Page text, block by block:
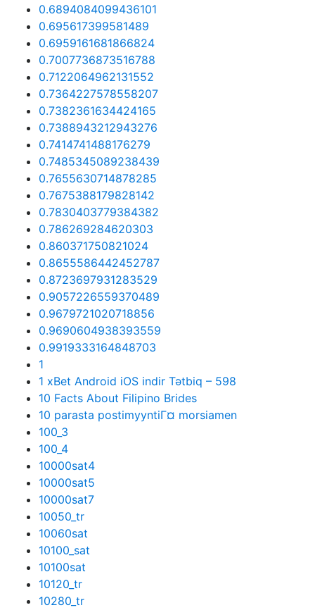
0.6894084099436101
0.695617399581489
0.6959161681866824
0.7007736873516788
0.7122064962131552
0.7364227578558207
0.7382361634424165
0.7388943212943276
0.7414741488176279
0.7485345089238439
0.7655630714878285
0.7675388179828142
0.7830403779384382
0.786269284620303
0.860371750821024
0.8655586442452787
0.8723697931283529
0.9057226559370489
0.9679721020718856
0.9690604938393559
0.9919333164848703
1
1 xBet Android iOS indir Tətbiq – 598
10 Facts About Filipino Brides
10 parasta postimyyntiГ¤ morsiamen
100_3
100_4
10000sat4
10000sat5
10000sat7
10050_tr
10060sat
10100_sat
10100sat
10120_tr
10280_tr